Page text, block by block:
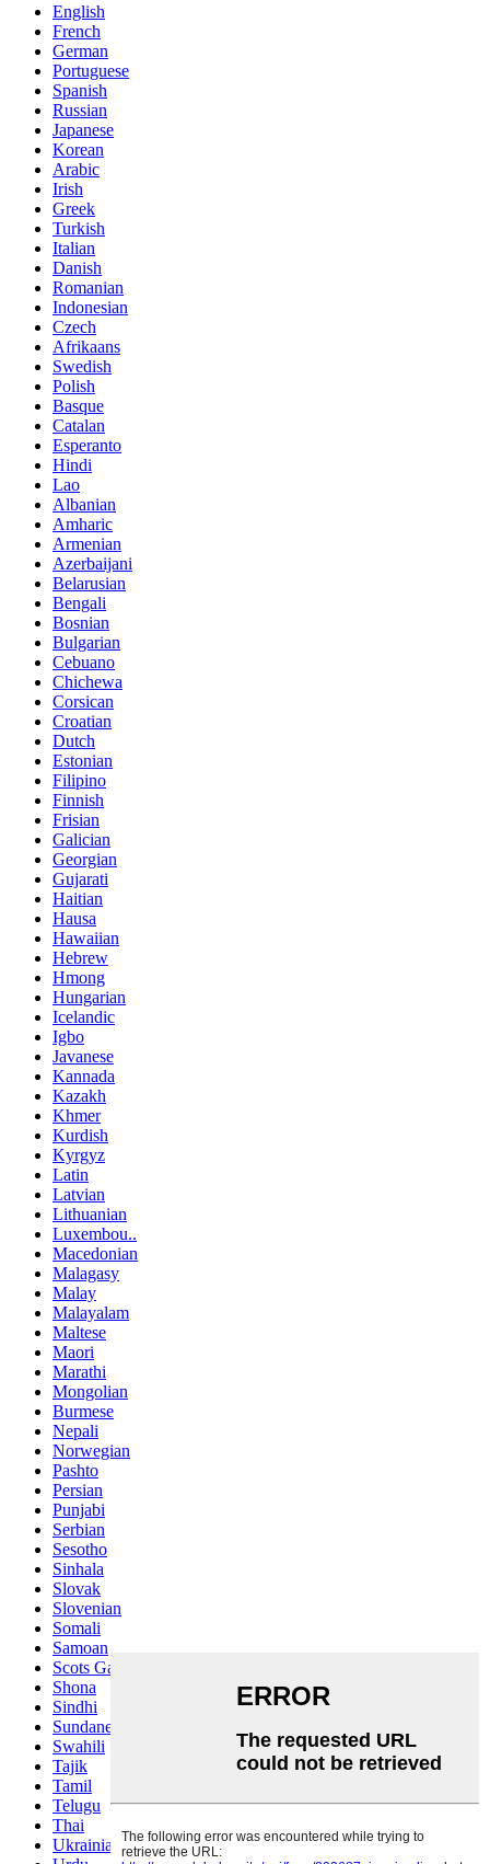
English
French
German
Portuguese
Spanish
Russian
Japanese
Korean
Arabic
Irish
Greek
Turkish
Italian
Danish
Romanian
Indonesian
Czech
Afrikaans
Swedish
Polish
Basque
Catalan
Esperanto
Hindi
Lao
Albanian
Amharic
Armenian
Azerbaijani
Belarusian
Bengali
Bosnian
Bulgarian
Cebuano
Chichewa
Corsican
Croatian
Dutch
Estonian
Filipino
Finnish
Frisian
Galician
Georgian
Gujarati
Haitian
Hausa
Hawaiian
Hebrew
Hmong
Hungarian
Icelandic
Igbo
Javanese
Kannada
Kazakh
Khmer
Kurdish
Kyrgyz
Latin
Latvian
Lithuanian
Luxembou..
Macedonian
Malagasy
Malay
Malayalam
Maltese
Maori
Marathi
Mongolian
Burmese
Nepali
Norwegian
Pashto
Persian
Punjabi
Serbian
Sesotho
Sinhala
Slovak
Slovenian
Somali
Samoan
Scots Gaelic
Shona
Sindhi
Sundanese
Swahili
Tajik
Tamil
Telugu
Thai
Ukrainian